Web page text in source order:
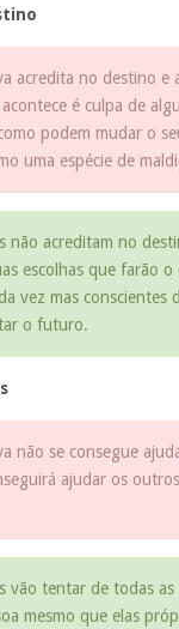
acredita no destino e
é culpa de
podem mudar o
uma espécie de
não acreditam no
escolhas que farão
vez mas conscientes
o futuro.
não se consegue
ajudar os
vão tentar de todas
mesmo que elas